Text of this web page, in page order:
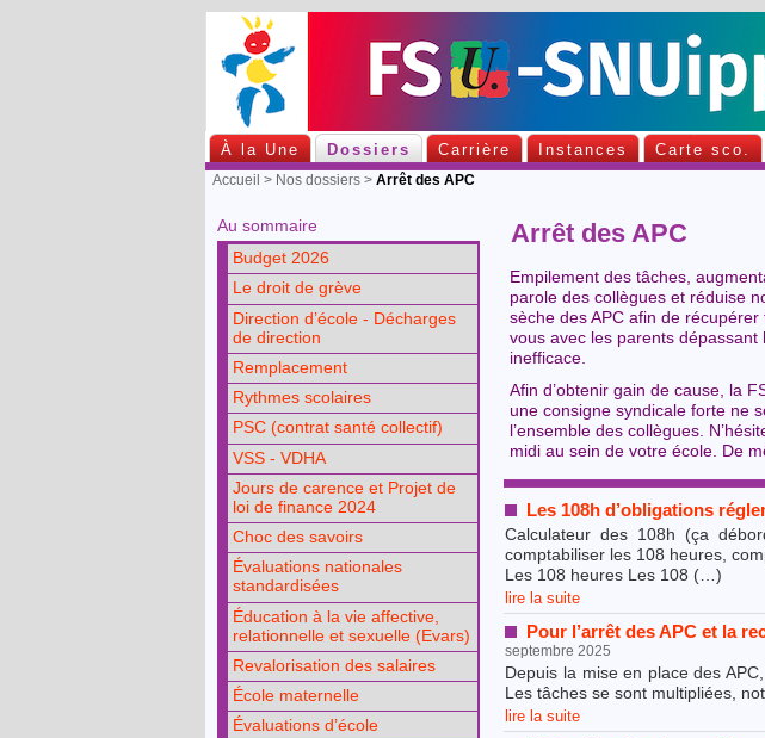
À la Une Dossiers Carrière Instances Carte sco.
Accueil > Nos dossiers >Arrêt des APC
Au sommaire
Budget 2026
Le droit de grève
Direction d’école - Décharges
de direction
Remplacement
Rythmes scolaires
PSC (contrat santé collectif)
VSS - VDHA
Jours de carence et Projet de
loi de finance 2024
Choc des savoirs
Évaluations nationales
standardisées
Éducation à la vie affective,
relationnelle et sexuelle (Evars)
Revalorisation des salaires
École maternelle
Évaluations d’école
Arrêt des APC
Empilement des tâches,
parole des collègues et réduise
sèche des APC afin de
vous avec les parents
inefficace.
Afin d’obtenir gain de cause, la
une consigne syndicale forte ne
l’ensemble des collègues.
midi au sein de votre école. De
Les 108h d’obligations
Calculateur des 108h (ça
comptabiliser les 108 heures,
Les 108 heures Les 108 (…)
lire la suite
Pour l’arrêt des APC et la
septembre 2025
Depuis la mise en place des
Les tâches se sont multipliées,
lire la suite